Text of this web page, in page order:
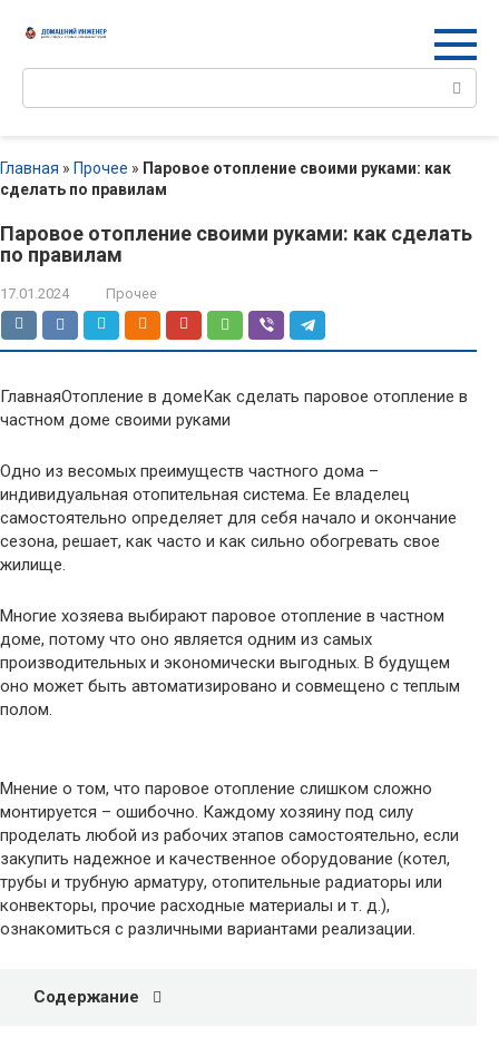
Поиск:
Главная » Прочее » Паровое отопление своими руками: как
сделать по правилам
Паровое отопление своими руками: как сделать
по правилам
17.01.2024 Прочее
ГлавнаяОтопление в домеКак сделать паровое отопление в
частном доме своими руками
Одно из весомых преимуществ частного дома –
индивидуальная отопительная система. Ее владелец
самостоятельно определяет для себя начало и окончание
сезона, решает, как часто и как сильно обогревать свое
жилище.
Многие хозяева выбирают паровое отопление в частном
доме, потому что оно является одним из самых
производительных и экономически выгодных. В будущем
оно может быть автоматизировано и совмещено с теплым
полом.
Мнение о том, что паровое отопление слишком сложно
монтируется – ошибочно. Каждому хозяину под силу
проделать любой из рабочих этапов самостоятельно, если
закупить надежное и качественное оборудование (котел,
трубы и трубную арматуру, отопительные радиаторы или
конвекторы, прочие расходные материалы и т. д.),
ознакомиться с различными вариантами реализации.
Содержание